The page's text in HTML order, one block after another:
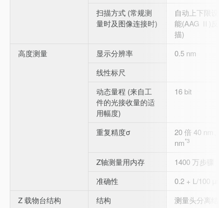
扫描方式 (常规测
量时及图像连接时)
自动上下限
能(AAG Ⅱ)
描)
高度测量
显示分辨率
0.5 nm
线性标尺
动态量程 (来自工
件的光接收量的适
用幅度)
16 bit
重复精度σ
20 倍 40 nm
nm*3
Z轴测量用内存
1400 万步骤
准确性
0.2 + L/100
Z 载物台结构
结构
测量头分离